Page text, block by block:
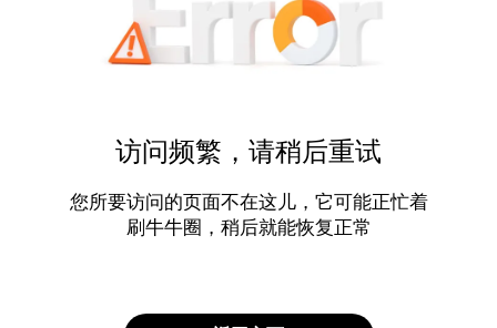
访问频繁，请稍后重试
您所要访问的页面不在这儿，它可能正忙着
刷牛牛圈，稍后就能恢复正常